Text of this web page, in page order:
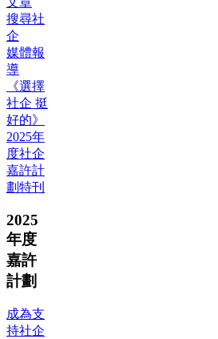
搜尋社
企
媒體報
導
《選擇
社企 挺
好的》
2025年
度社企
嘉許計
劃特刊
2025
年度
嘉許
計劃
成為支
持社企